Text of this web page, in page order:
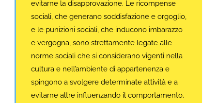
evitarne la disapprovazione. Le ricompense
sociali, che generano soddisfazione e orgoglio,
e le punizioni sociali, che inducono imbarazzo
e vergogna, sono strettamente legate alle
norme sociali che si considerano vigenti nella
cultura e nell’ambiente di appartenenza e
spingono a svolgere determinate attività e a
evitarne altre influenzando il comportamento.